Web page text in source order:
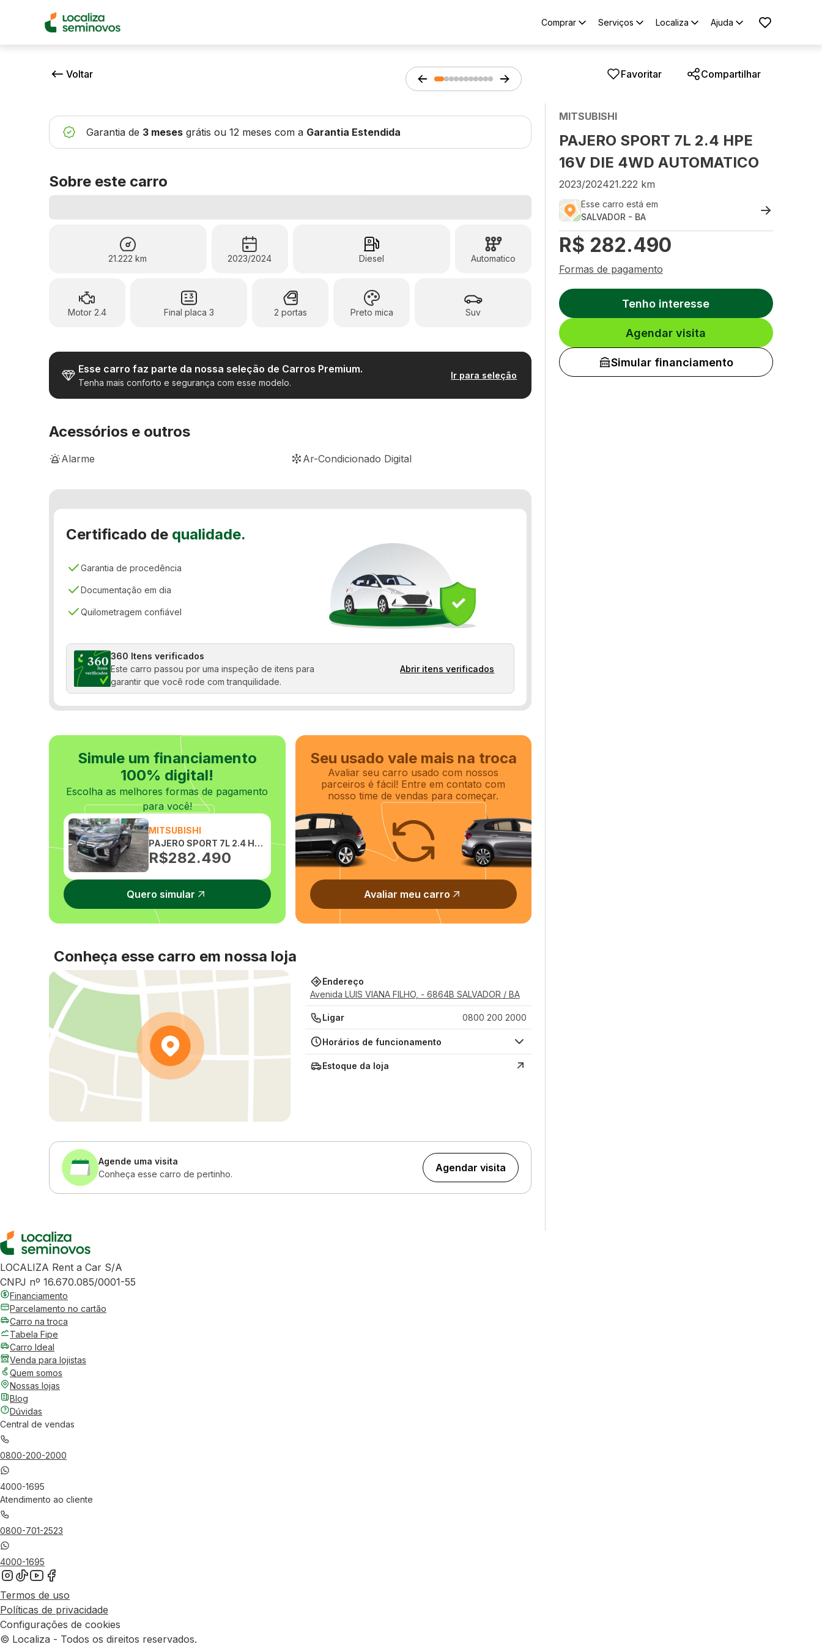
Comprar Serviços Localiza Ajuda
Voltar Favoritar Compartilhar
Garantia de 3 meses grátis ou 12 meses com a Garantia Estendida
Sobre este carro
21.222 km 2023/2024 Diesel Automatico
Motor 2.4 Final placa 3 2 portas Preto mica Suv
Esse carro faz parte da nossa seleção de Carros Premium.
Tenha mais conforto e segurança com esse modelo.
Ir para seleção
Acessórios e outros
Alarme
Ar-Condicionado Digital
Porta-copos
Retrovisor fotocrômico
Sensor de chuva
Certificado de qualidade.
Garantia de procedência
Documentação em dia
Quilometragem confiável
360 Itens verificados
Este carro passou por uma inspeção de itens para
garantir que você rode com tranquilidade.
Abrir itens verificados
Simule um financiamento
100% digital!
Escolha as melhores formas de pagamento
para você!
MITSUBISHI
PAJERO SPORT 7L 2.4 HPE 16V DIE 4WD AUTOMATICO
R$282.490
Quero simular
Seu usado vale mais na troca
Avaliar seu carro usado com nossos
parceiros é fácil! Entre em contato com
nosso time de vendas para começar.
Avaliar meu carro
Conheça esse carro em nossa loja
Endereço
Avenida LUIS VIANA FILHO, - 6864B SALVADOR / BA
Ligar 0800 200 2000
Horários de funcionamento
Estoque da loja
Agende uma visita
Conheça esse carro de pertinho.
Agendar visita
MITSUBISHI
PAJERO SPORT 7L 2.4 HPE
16V DIE 4WD AUTOMATICO
2023/202421.222 km
Esse carro está em
SALVADOR - BA
R$ 282.490
Formas de pagamento
Tenho interesse
Agendar visita
Simular financiamento
LOCALIZA Rent a Car S/A
CNPJ nº 16.670.085/0001-55
Financiamento
Parcelamento no cartão
Carro na troca
Tabela Fipe
Carro Ideal
Venda para lojistas
Quem somos
Nossas lojas
Blog
Dúvidas
Central de vendas
0800-200-2000
4000-1695
Atendimento ao cliente
0800-701-2523
4000-1695
Termos de uso
Políticas de privacidade
Configurações de cookies
© Localiza - Todos os direitos reservados.